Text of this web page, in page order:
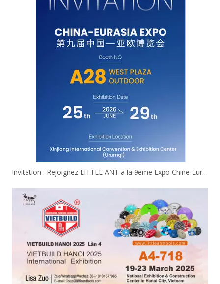
Invitation : Rejoignez LITTLE ANT à la 9ème Expo Chine-Eurasie !